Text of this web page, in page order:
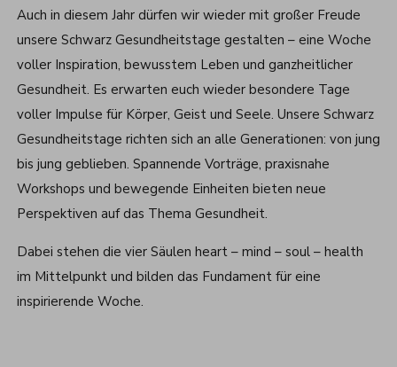
Auch in diesem Jahr dürfen wir wieder mit großer Freude
unsere Schwarz Gesundheitstage gestalten – eine Woche
voller Inspiration, bewusstem Leben und ganzheitlicher
Gesundheit. Es erwarten euch wieder besondere Tage
voller Impulse für Körper, Geist und Seele. Unsere Schwarz
Gesundheitstage richten sich an alle Generationen: von jung
bis jung geblieben. Spannende Vorträge, praxisnahe
Workshops und bewegende Einheiten bieten neue
Perspektiven auf das Thema Gesundheit.
Dabei stehen die vier Säulen heart – mind – soul – health
im Mittelpunkt und bilden das Fundament für eine
inspirierende Woche.